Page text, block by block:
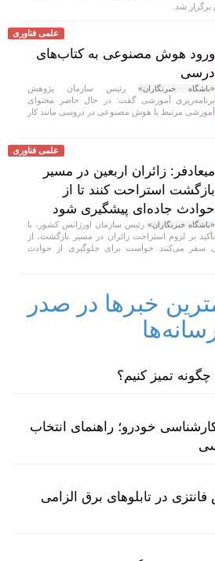
برگزار شد.
علمی فناوری
ورود هوش مصنوعی به کتاب‌های
درسی
«باشگاه خبرنگاران» رئیس سازمان پژوهش
برنامه‌ریزی آموزشی گفت: در حال حاضر محتوای
آموزشی مرتبط با هوش مصنوعی در دروسی مانند کار
علمی فناوری
میعادفر: زائران اربعین در مسیر
بازگشت استراحت کنند تا از
حوادث جاده‌ای پیشگیری شود
«باشگاه خبرنگاران» رئیس سازمان اورژانس کشور، با
تأکید بر لزوم استراحت زائران در مسیر بازگشت، از
سفر می‌کنند خواست برای جلوگیری از حوادث
خبرها در صدر
تمیز کنیم؟
خودرو؛ راهنمای انتخاب
در تابلوهای برق الزامی